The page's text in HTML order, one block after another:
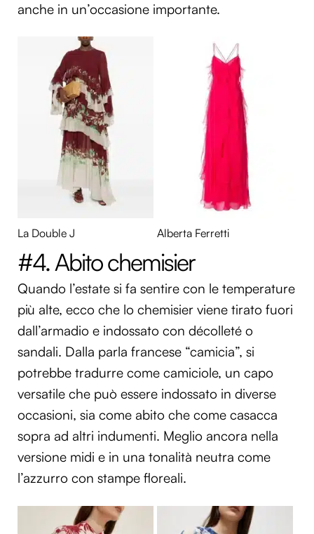
anche in un’occasione importante.
La Double J Alberta Ferretti
#4. Abito chemisier
Quando l’estate si fa sentire con le temperature
più alte, ecco che lo chemisier viene tirato fuori
dall’armadio e indossato con décolleté o
sandali. Dalla parla francese “camicia”, si
potrebbe tradurre come camiciole, un capo
versatile che può essere indossato in diverse
occasioni, sia come abito che come casacca
sopra ad altri indumenti. Meglio ancora nella
versione midi e in una tonalità neutra come
l’azzurro con stampe floreali.